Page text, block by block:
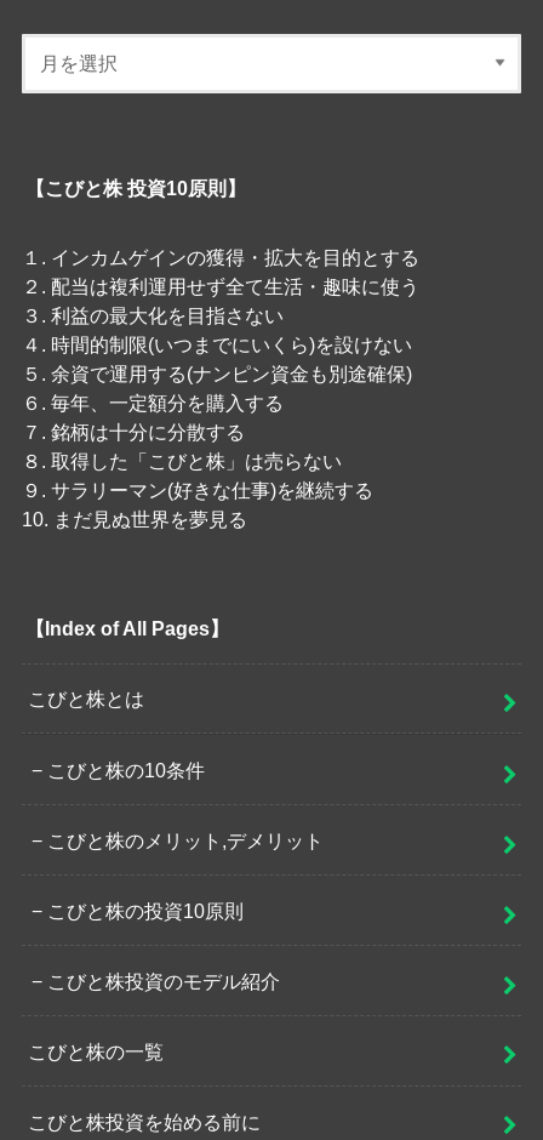
【こびと株 投資10原則】
１. インカムゲインの獲得・拡大を目的とする
２. 配当は複利運用せず全て生活・趣味に使う
３. 利益の最大化を目指さない
４. 時間的制限(いつまでにいくら)を設けない
５. 余資で運用する(ナンピン資金も別途確保)
６. 毎年、一定額分を購入する
７. 銘柄は十分に分散する
８. 取得した「こびと株」は売らない
９. サラリーマン(好きな仕事)を継続する
10. まだ見ぬ世界を夢見る
【Index of All Pages】
こびと株とは
こびと株の10条件
こびと株のメリット,デメリット
こびと株の投資10原則
こびと株投資のモデル紹介
こびと株の一覧
こびと株投資を始める前に